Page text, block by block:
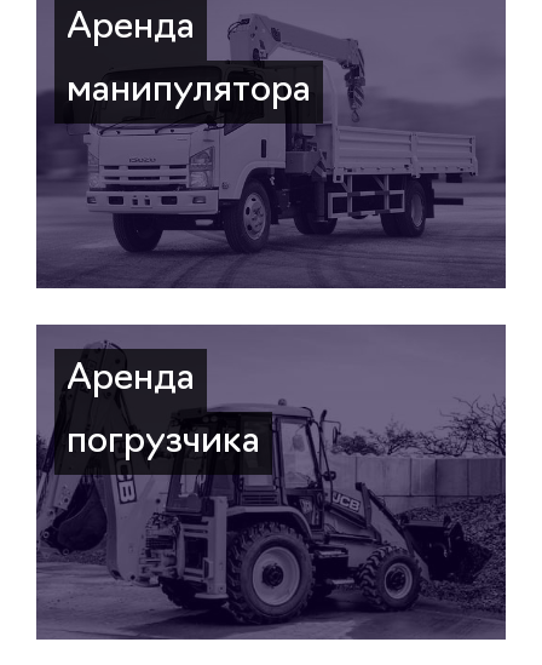
Аренда
манипулятора
Аренда
погрузчика